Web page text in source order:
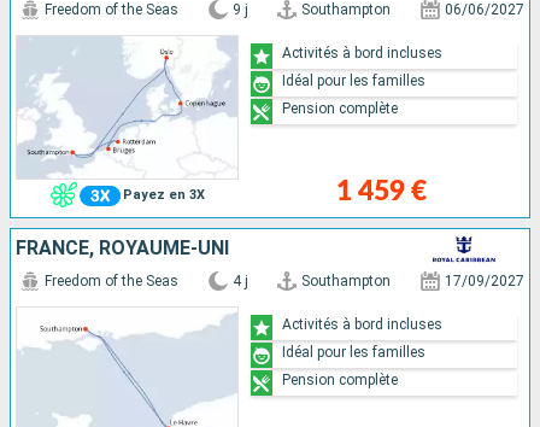
Payez en 3X
Freedom of the Seas 9 j Southampton 06/06/2027
1 459 €
Activités à bord incluses
Idéal pour les familles
Pension complète
FRANCE, ROYAUME-UNI
Freedom of the Seas 4 j Southampton 17/09/2027
Activités à bord incluses
Idéal pour les familles
Pension complète